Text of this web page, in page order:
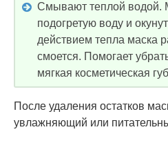
Смывают теплой водой.
подогретую воду и
действием тепла маска
смоется. Помогает
мягкая косметическая
После удаления остатков
увлажняющий или